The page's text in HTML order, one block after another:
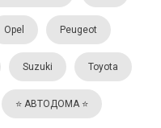
Opel Peugeot
Suzuki Toyota
⭐️ АВТОДОМА ⭐️